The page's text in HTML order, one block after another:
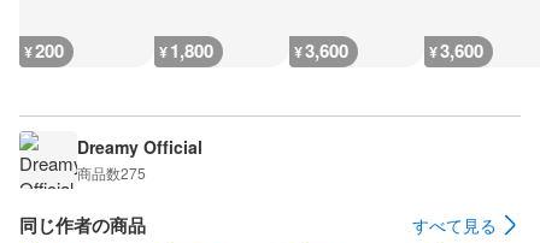
¥200 ¥1,800 ¥3,600 ¥3,600
Dreamy Official
商品数275
同じ作者の商品 すべて見る